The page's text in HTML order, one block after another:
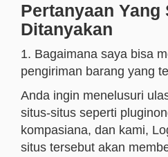
Pertanyaan Yang
Ditanyakan
1. Bagaimana saya bisa
pengiriman barang yang
Anda ingin menelusuri
situs-situs seperti
kompasiana, dan kami,
situs tersebut akan